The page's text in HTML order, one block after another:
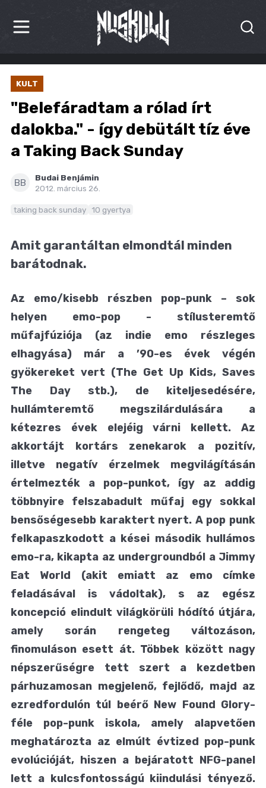
HÍREK
KRITIKÁK
BESZÁMOLÓK
INTERJÚK
PREMIEREK
BLOG
KULT
"Belefáradtam a rólad írt
dalokba." - így debütált tíz éve
a Taking Back Sunday
BB
Budai Benjámin
2012. március 26.
taking back sunday 10 gyertya
Amit garantáltan elmondtál minden
barátodnak.
Az emo/kisebb részben pop-punk – sok
helyen emo-pop - stílusteremtő
műfajfúziója (az indie emo részleges
elhagyása) már a ’90-es évek végén
gyökereket vert (The Get Up Kids, Saves
The Day stb.), de kiteljesedésére,
hullámteremtő megszilárdulására a
kétezres évek elejéig várni kellett. Az
akkortájt kortárs zenekarok a pozitív,
illetve negatív érzelmek megvilágításán
értelmezték a pop-punkot, így az addig
többnyire felszabadult műfaj egy sokkal
bensőségesebb karaktert nyert. A pop punk
felkapaszkodott a kései második hullámos
emo-ra, kikapta az undergroundból a Jimmy
Eat World (akit emiatt az emo címke
feladásával is vádoltak), s az egész
koncepció elindult világkörüli hódító útjára,
amely során rengeteg változáson,
finomuláson esett át. Többek között nagy
népszerűségre tett szert a kezdetben
párhuzamosan megjelenő, fejlődő, majd az
ezredfordulón túl beérő New Found Glory-
féle pop-punk iskola, amely alapvetően
meghatározta az elmúlt évtized pop-punk
evolúcióját, hiszen a bejáratott NFG-panel
lett a kulcsfontosságú kiindulási tényező.